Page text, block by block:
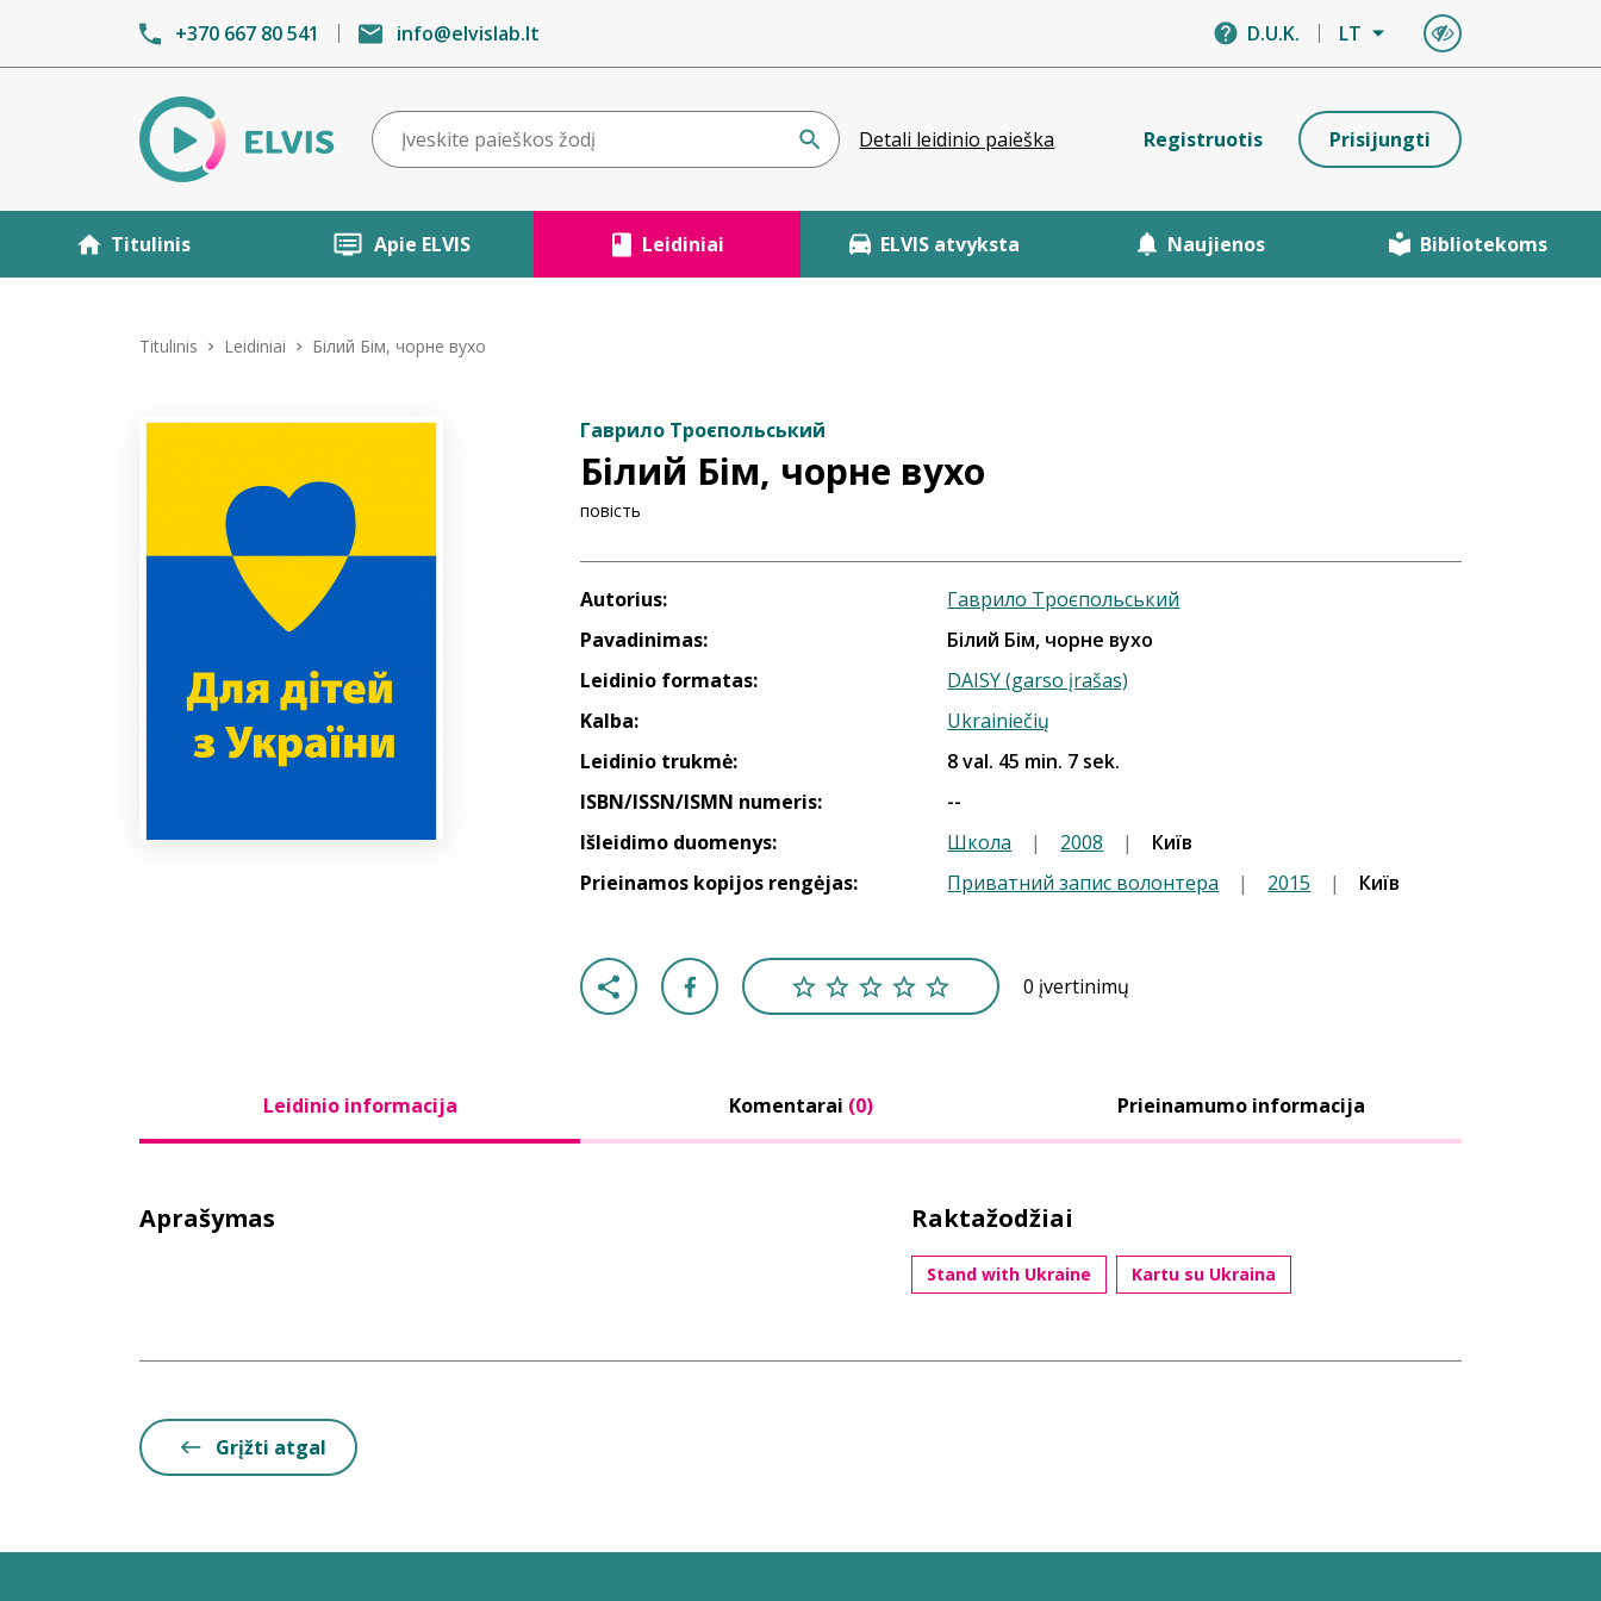
+370 667 80 541 info@elvislab.lt D.U.K. LT
Detali leidinio paieška Registruotis Prisijungti
Titulinis Apie ELVIS Leidiniai ELVIS atvyksta Naujienos Bibliotekoms
Titulinis Leidiniai Білий Бім, чорне вухо
Гаврило Троєпольський
Білий Бім, чорне вухо
повість
Autorius:
Гаврило Троєпольський
Pavadinimas:
Білий Бім, чорне вухо
Leidinio formatas:
DAISY (garso įrašas)
Kalba:
Ukrainiečių
Leidinio trukmė:
8 val. 45 min. 7 sek.
ISBN/ISSN/ISMN numeris:
--
Išleidimo duomenys:
Школа | 2008 |
Київ
Prieinamos kopijos rengėjas:
Приватний запис волонтера | 2015 | Київ
0 įvertinimų
Leidinio informacija Komentarai (0) Prieinamumo informacija
Aprašymas Raktažodžiai
Stand with Ukraine Kartu su Ukraina
Grįžti atgal